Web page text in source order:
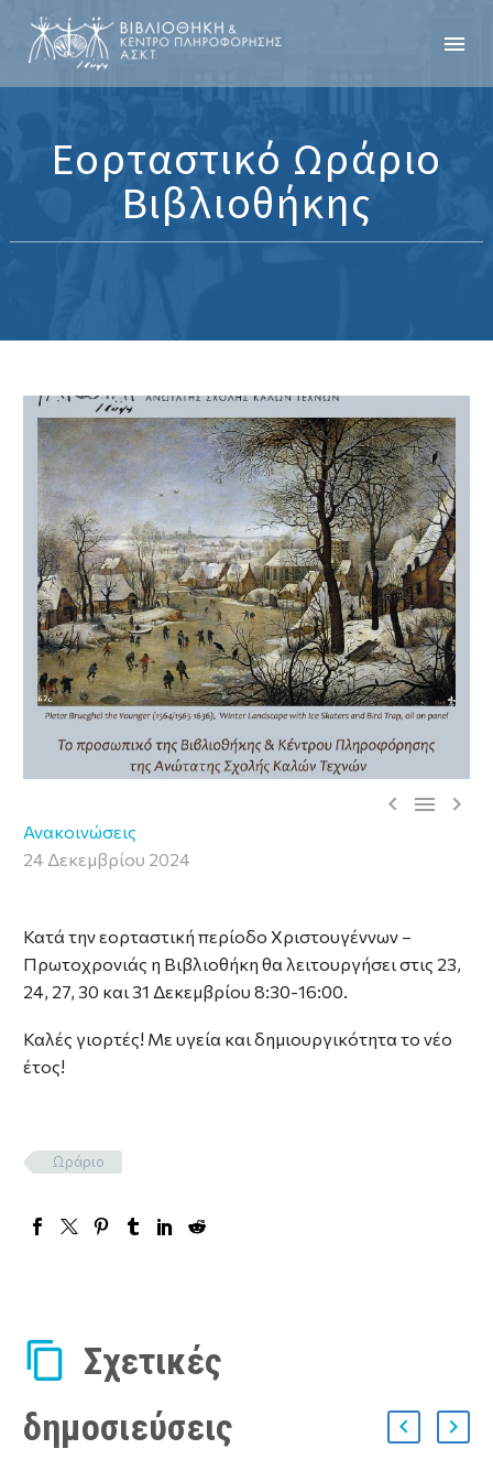
Εορταστικό Ωράριο
Βιβλιοθήκης
  
Ανακοινώσεις
24 Δεκεμβρίου 2024
Κατά την εορταστική περίοδο Χριστουγέννων –
Πρωτοχρονιάς η Βιβλιοθήκη θα λειτουργήσει στις 23,
24, 27, 30 και 31 Δεκεμβρίου 8:30-16:00.
Καλές γιορτές! Με υγεία και δημιουργικότητα το νέο
έτος!
Ωράριο
Σχετικές
δημοσιεύσεις